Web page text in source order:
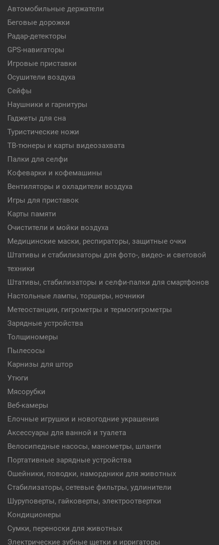
Автомобильные держатели
Беговые дорожки
Радар-детекторы
GPS-навигаторы
Игровые приставки
Осушители воздуха
Сейфы
Наушники и гарнитуры
Гаджеты для сна
Туристические ножи
ТВ-тюнеры и карты видеозахвата
Палки для селфи
Кофеварки и кофемашины
Вентиляторы и охладители воздуха
Игры для приставок
Карты памяти
Очистители и мойки воздуха
Медицинские маски, респираторы, защитные очки
Штативы и стабилизаторы для фото-, видео- и световой
техники
Штативы, стабилизаторы и селфи-палки для смартфонов
Настольные лампы, торшеры, ночники
Метеостанции, гигрометры и термогигрометры
Зарядные устройства
Толщиномеры
Пылесосы
Карнизы для штор
Утюги
Мясорубки
Веб-камеры
Елочные игрушки и новогодние украшения
Аксессуары для ванной и туалета
Велосипедные насосы, манометры, шланги
Портативные зарядные устройства
Ошейники, поводки, намордники для животных
Стабилизаторы, сетевые фильтры, удлинители
Шуруповерты, гайковерты, электроотвертки
Кондиционеры
Сумки, переноски для животных
Электрические зубные щетки и ирригаторы